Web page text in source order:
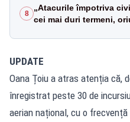
8
„Atacurile împotriva
cei mai duri termeni,
UPDATE
Oana Țoiu a atras atenția că,
înregistrat peste 30 de
aerian național, cu o